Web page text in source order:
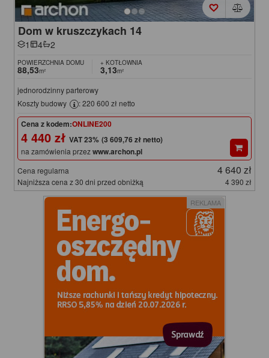
Dom w kruszczykach 14
1 4 2
POWIERZCHNIA DOMU
88,53m²
+ KOTŁOWNIA
3,13m²
jednorodzinny parterowy
Koszty budowy
: 220 600 zł netto
Cena z kodem:ONLINE200
4 440 zł (3 609,76 zł netto)
na zamówienia przezwww.archon.pl
Cena regularna 4 640 zł
Najniższa cena z 30 dni przed obniżką 4 390 zł
REKLAMA